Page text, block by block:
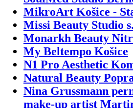
MikroArt Košice -
Missi Beauty Studio
Monarkh Beauty
My Beltempo Košice
N1 Pro Aesthetic
Natural Beauty
Nina Grussmann
make-up artist